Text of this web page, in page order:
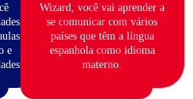
e
Wizard, você vai aprender a
se comunicar com vários
países que têm a língua
espanhola como idioma
materno.